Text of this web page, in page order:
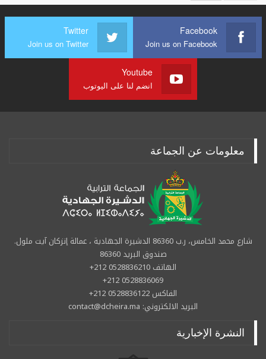
Facebook
Join us on Facebook
Twitter
Join us on Twitter
Youtube
انضم لنا على اليوتوب
معلومات عن الجماعة
شارع محمد الخامس، ر.ب 86360 الدشيرة الجهادية ، عمالة إنزكان آيت ملول.
صندوق البريد 86360
الهاتف 0528836210 212+
0528836069 212+
الفاكس 0528836122 212+
البريد الالكتروني: contact@dcheira.ma
النشرة الإخبارية